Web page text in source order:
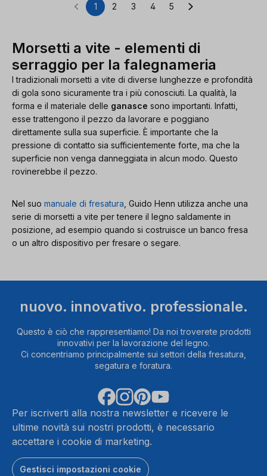
Pagina
1 Pagina
2 Pagina
3 Pagina
4 Pagina
5
Morsetti a vite - elementi di
serraggio per la falegnameria
I tradizionali morsetti a vite di diverse lunghezze e profondità
di gola sono sicuramente tra i più conosciuti. La qualità, la
forma e il materiale delle ganasce sono importanti. Infatti,
esse trattengono il pezzo da lavorare e poggiano
direttamente sulla sua superficie. È importante che la
pressione di contatto sia sufficientemente forte, ma che la
superficie non venga danneggiata in alcun modo. Questo
rovinerebbe il pezzo.
Nel suo manuale di fresatura , Guido Henn utilizza anche una
serie di morsetti a vite per tenere il legno saldamente in
posizione, ad esempio quando si costruisce un banco fresa
o un altro dispositivo per fresare o segare.
nuovo. innovativo. professionale.
Questo è ciò che rappresentiamo! Da noi troverete prodotti
innovativi per la lavorazione del legno.
Ci concentriamo principalmente sui settori della fresatura,
segatura e foratura.
Per iscriverti alla nostra newsletter e ricevere le
ultime novità sui nostri prodotti, è necessario
accettare i cookie di marketing.
Gestisci impostazioni cookie